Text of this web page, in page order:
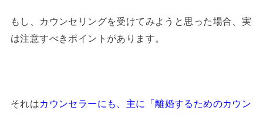
もし、カウンセリングを受けてみようと思った場合、実
は注意すべきポイントがあります。
それはカウンセラーにも、主に「離婚するためのカウン